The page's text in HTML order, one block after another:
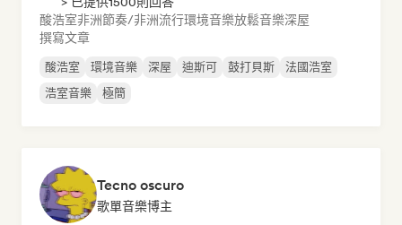
酸浩室非洲節奏/非洲流行環境音樂放鬆音樂深屋
撰寫文章
酸浩室 環境音樂 深屋 迪斯可 鼓打貝斯
法國浩室
浩室音樂
極簡
Tecno oscuro
歌單音樂博主